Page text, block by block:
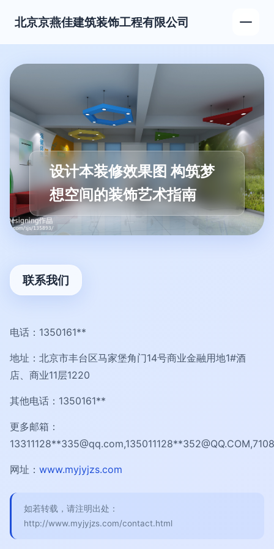
北京京燕佳建筑装饰工程有限公司
设计本装修效果图 构筑梦
想空间的装饰艺术指南
联系我们
电话：1350161**
地址：北京市丰台区马家堡角门14号商业金融用地1#酒
店、商业11层1220
其他电话：1350161**
更多邮箱：
13311128**335@qq.com,135011128**352@QQ.COM
网址： www.myjyjzs.com
如若转载，请注明出处：
http://www.myjyjzs.com/contact.html